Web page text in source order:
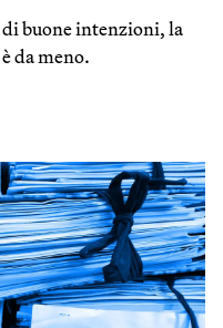
di buone intenzioni, la
da meno.